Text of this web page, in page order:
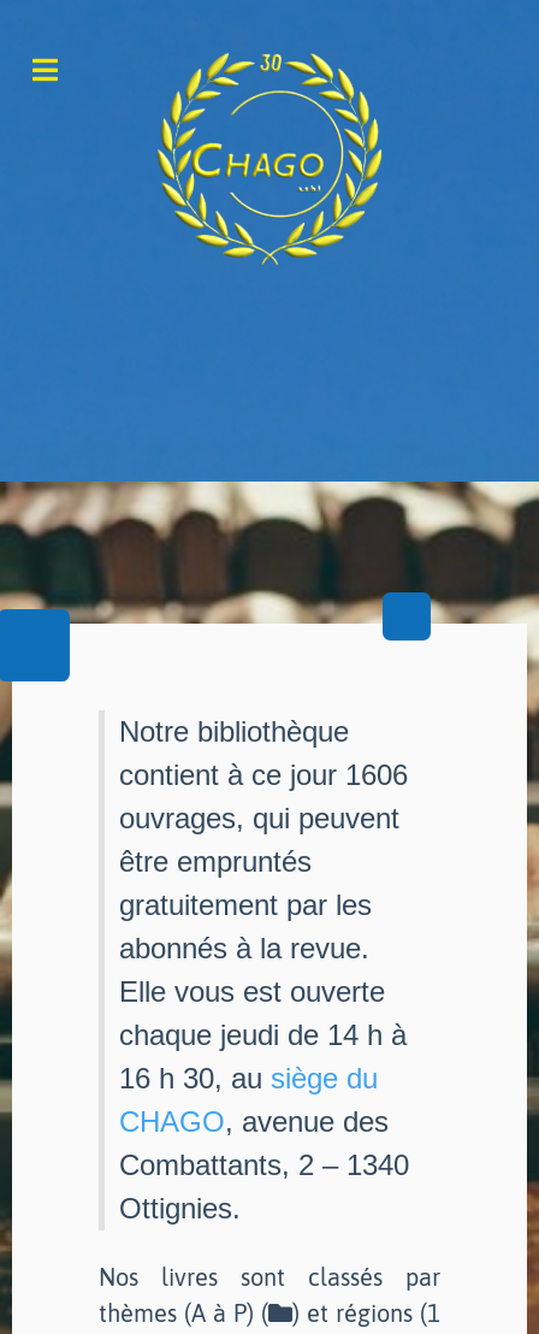
Notre bibliothèque
contient à ce jour 1606
ouvrages, qui peuvent
être empruntés
gratuitement par les
abonnés à la revue.
Elle vous est ouverte
chaque jeudi de 14 h à
16 h 30, au siège du
CHAGO, avenue des
Combattants, 2 – 1340
Ottignies.
Nos livres sont classés par
thèmes (A à P) (
) et régions (1